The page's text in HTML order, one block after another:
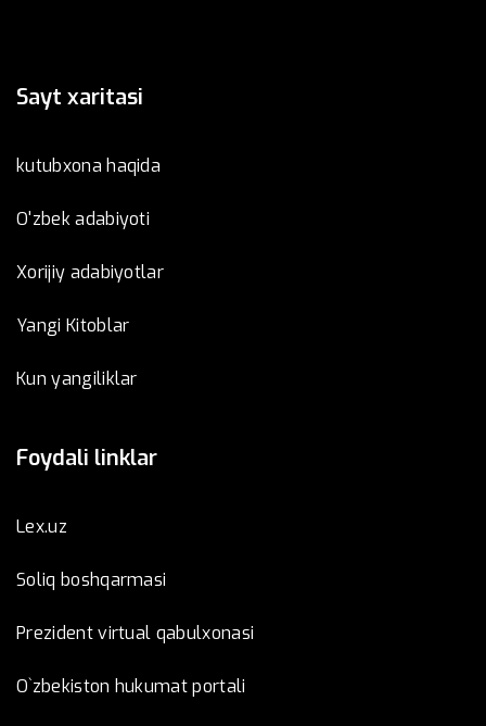
Sayt xaritasi
kutubxona haqida
O'zbek adabiyoti
Xorijiy adabiyotlar
Yangi Kitoblar
Kun yangiliklar
Foydali linklar
Lex.uz
Soliq boshqarmasi
Prezident virtual qabulxonasi
O`zbekiston hukumat portali